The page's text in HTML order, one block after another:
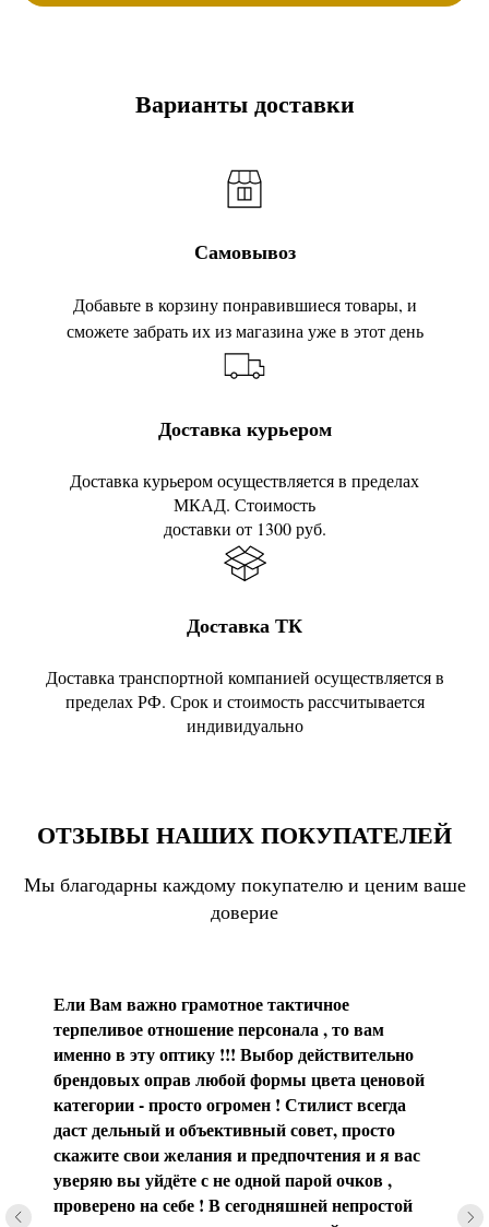
Варианты доставки
Самовывоз
Добавьте в корзину понравившиеся товары, и
сможете забрать их из магазина уже в этот день
Доставка курьером
Доставка курьером осуществляется в пределах
МКАД. Стоимость
доставки от 1300 руб.
Доставка ТК
Доставка транспортной компанией осуществляется в
пределах РФ. Срок и стоимость рассчитывается
индивидуально
ОТЗЫВЫ НАШИХ ПОКУПАТЕЛЕЙ
Мы благодарны каждому покупателю и ценим ваше
доверие
Ели Вам важно грамотное тактичное
терпеливое отношение персонала , то вам
именно в эту оптику !!! Выбор действительно
брендовых оправ любой формы цвета ценовой
категории - просто огромен ! Стилист всегда
даст дельный и объективный совет, просто
скажите свои желания и предпочтения и я вас
уверяю вы уйдёте с не одной парой очков ,
проверено на себе ! В сегодняшней непростой